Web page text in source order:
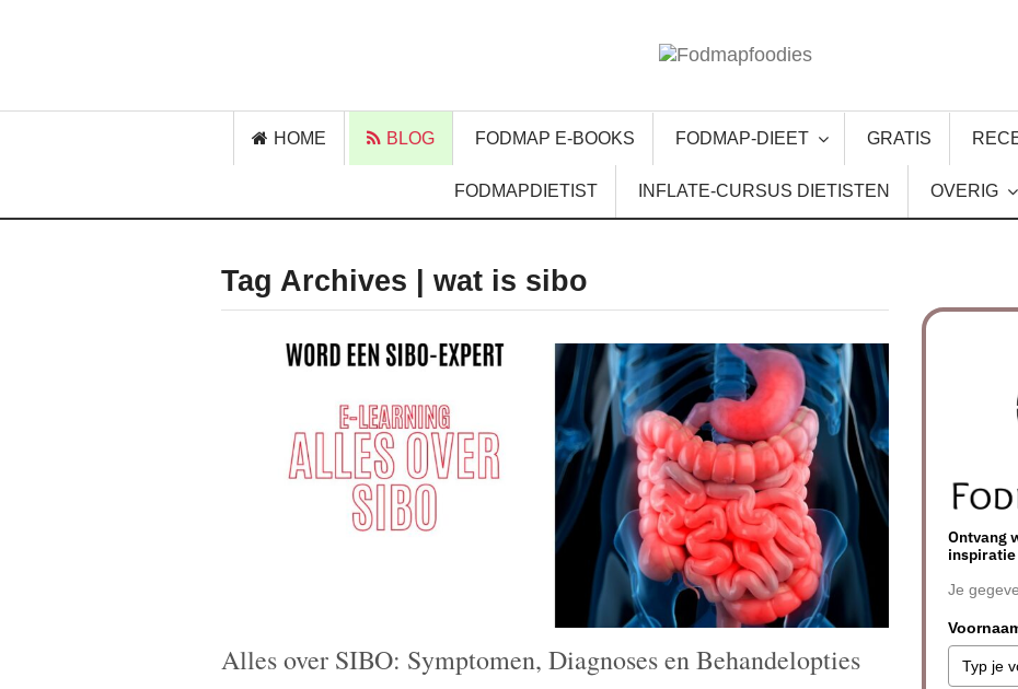
HOME BLOG FODMAP E-BOOKS FODMAP-DIEET GRATIS
FODMAPDIETIST INFLATE-CURSUS DIETISTEN OVERIG
Tag Archives | wat is sibo
Alles over SIBO: Symptomen, Diagnoses en Behandelopties
Ontvang
inspiratie
Je